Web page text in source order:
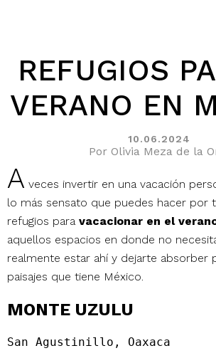
REFUGIOS
VERANO EN
10.06.2024
Por Olivia Meza de la
A veces invertir en una vacación
lo más sensato que puedes hacer por
refugios para vacacionar en el
aquellos espacios en donde no
realmente estar ahí y dejarte absorber
paisajes que tiene México.
MONTE UZULU
San Agustinillo, Oaxaca